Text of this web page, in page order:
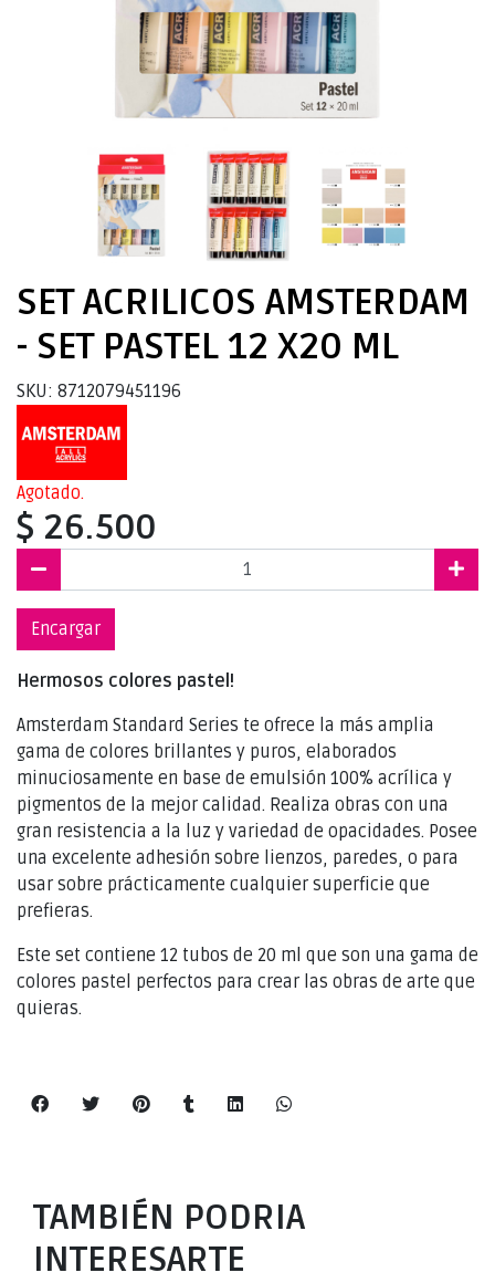
SET ACRILICOS AMSTERDAM
- SET PASTEL 12 X20 ML
SKU: 8712079451196
Agotado.
$ 26.500
Encargar
Hermosos colores pastel!
Amsterdam Standard Series te ofrece la más amplia
gama de colores brillantes y puros, elaborados
minuciosamente en base de emulsión 100% acrílica y
pigmentos de la mejor calidad. Realiza obras con una
gran resistencia a la luz y variedad de opacidades. Posee
una excelente adhesión sobre lienzos, paredes, o para
usar sobre prácticamente cualquier superficie que
prefieras.
Este set contiene 12 tubos de 20 ml que son una gama de
colores pastel perfectos para crear las obras de arte que
quieras.
TAMBIÉN PODRIA
INTERESARTE